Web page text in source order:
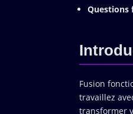
Questions
Fusion
travaillez
transformer